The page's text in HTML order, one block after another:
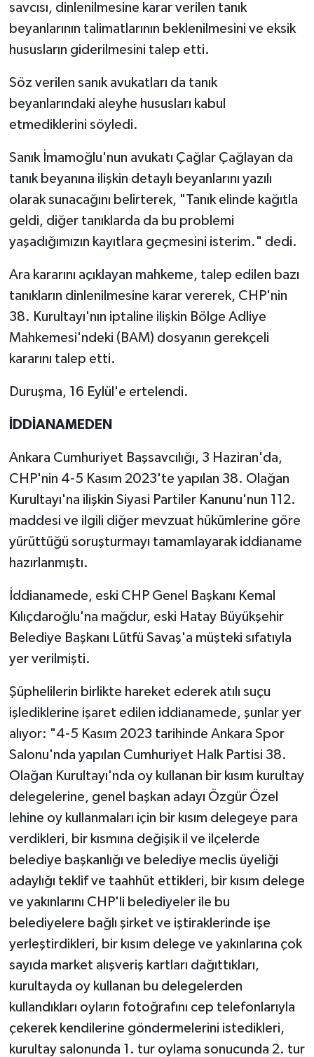
savcısı, dinlenilmesine karar verilen tanık
beyanlarının talimatlarının beklenilmesini ve eksik
hususların giderilmesini talep etti.
Söz verilen sanık avukatları da tanık
beyanlarındaki aleyhe hususları kabul
etmediklerini söyledi.
Sanık İmamoğlu'nun avukatı Çağlar Çağlayan da
tanık beyanına ilişkin detaylı beyanlarını yazılı
olarak sunacağını belirterek, "Tanık elinde kağıtla
geldi, diğer tanıklarda da bu problemi
yaşadığımızın kayıtlara geçmesini isterim." dedi.
Ara kararını açıklayan mahkeme, talep edilen bazı
tanıkların dinlenilmesine karar vererek, CHP'nin
38. Kurultayı'nın iptaline ilişkin Bölge Adliye
Mahkemesi'ndeki (BAM) dosyanın gerekçeli
kararını talep etti.
Duruşma, 16 Eylül'e ertelendi.
İDDİANAMEDEN
Ankara Cumhuriyet Başsavcılığı, 3 Haziran'da,
CHP'nin 4-5 Kasım 2023'te yapılan 38. Olağan
Kurultayı'na ilişkin Siyasi Partiler Kanunu'nun 112.
maddesi ve ilgili diğer mevzuat hükümlerine göre
yürüttüğü soruşturmayı tamamlayarak iddianame
hazırlanmıştı.
İddianamede, eski CHP Genel Başkanı Kemal
Kılıçdaroğlu'na mağdur, eski Hatay Büyükşehir
Belediye Başkanı Lütfü Savaş'a müşteki sıfatıyla
yer verilmişti.
Şüphelilerin birlikte hareket ederek atılı suçu
işlediklerine işaret edilen iddianamede, şunlar yer
alıyor: "4-5 Kasım 2023 tarihinde Ankara Spor
Salonu'nda yapılan Cumhuriyet Halk Partisi 38.
Olağan Kurultayı'nda oy kullanan bir kısım kurultay
delegelerine, genel başkan adayı Özgür Özel
lehine oy kullanmaları için bir kısım delegeye para
verdikleri, bir kısmına değişik il ve ilçelerde
belediye başkanlığı ve belediye meclis üyeliği
adaylığı teklif ve taahhüt ettikleri, bir kısım delege
ve yakınlarını CHP'li belediyeler ile bu
belediyelere bağlı şirket ve iştiraklerinde işe
yerleştirdikleri, bir kısım delege ve yakınlarına çok
sayıda market alışveriş kartları dağıttıkları,
kurultayda oy kullanan bu delegelerden
kullandıkları oyların fotoğrafını cep telefonlarıyla
çekerek kendilerine göndermelerini istedikleri,
kurultay salonunda 1. tur oylama sonucunda 2. tur